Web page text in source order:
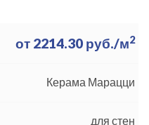
от 2214.30 руб./м2
Керама Марацци
для стен